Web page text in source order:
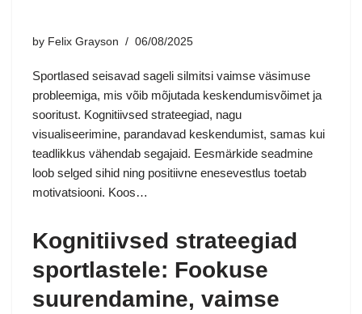
by Felix Grayson 06/08/2025
Sportlased seisavad sageli silmitsi vaimse väsimuse
probleemiga, mis võib mõjutada keskendumisvõimet ja
sooritust. Kognitiivsed strateegiad, nagu
visualiseerimine, parandavad keskendumist, samas kui
teadlikkus vähendab segajaid. Eesmärkide seadmine
loob selged sihid ning positiivne enesevestlus toetab
motivatsiooni. Koos…
Kognitiivsed strateegiad
sportlastele: Fookuse
suurendamine, vaimse